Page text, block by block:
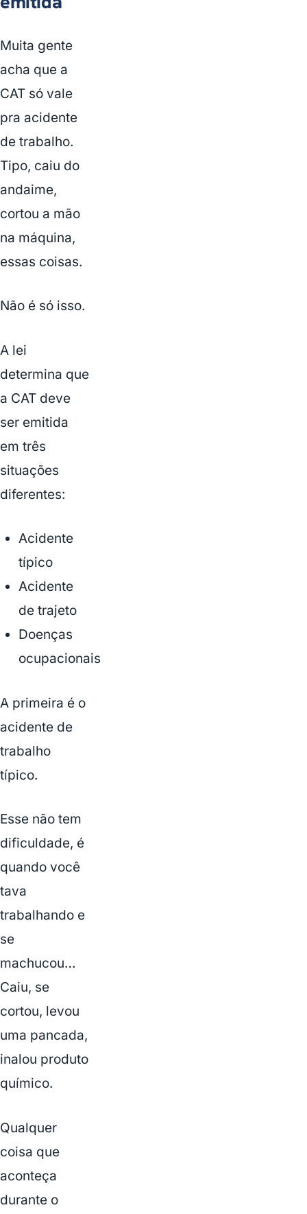
Muita gente
acha que a
CAT só vale
pra acidente
de trabalho.
Tipo, caiu do
andaime,
cortou a mão
na máquina,
essas coisas.
Não é só isso.
A lei
determina que
a CAT deve
ser emitida
em três
situações
diferentes:
Acidente
típico
Acidente
de trajeto
Doenças
ocupacionais
A primeira é o
acidente de
trabalho
típico.
Esse não tem
dificuldade, é
quando você
tava
trabalhando e
se
machucou…
Caiu, se
cortou, levou
uma pancada,
inalou produto
químico.
Qualquer
coisa que
aconteça
durante o